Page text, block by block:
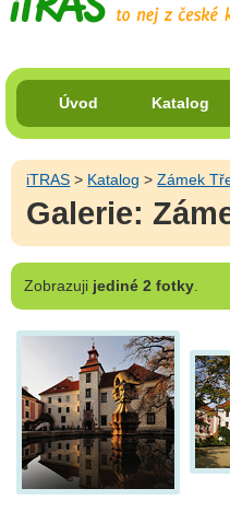
Úvod Katalog
iTRAS > Katalog >Zámek
Galerie:
Zobrazuji jediné 2 fotky.